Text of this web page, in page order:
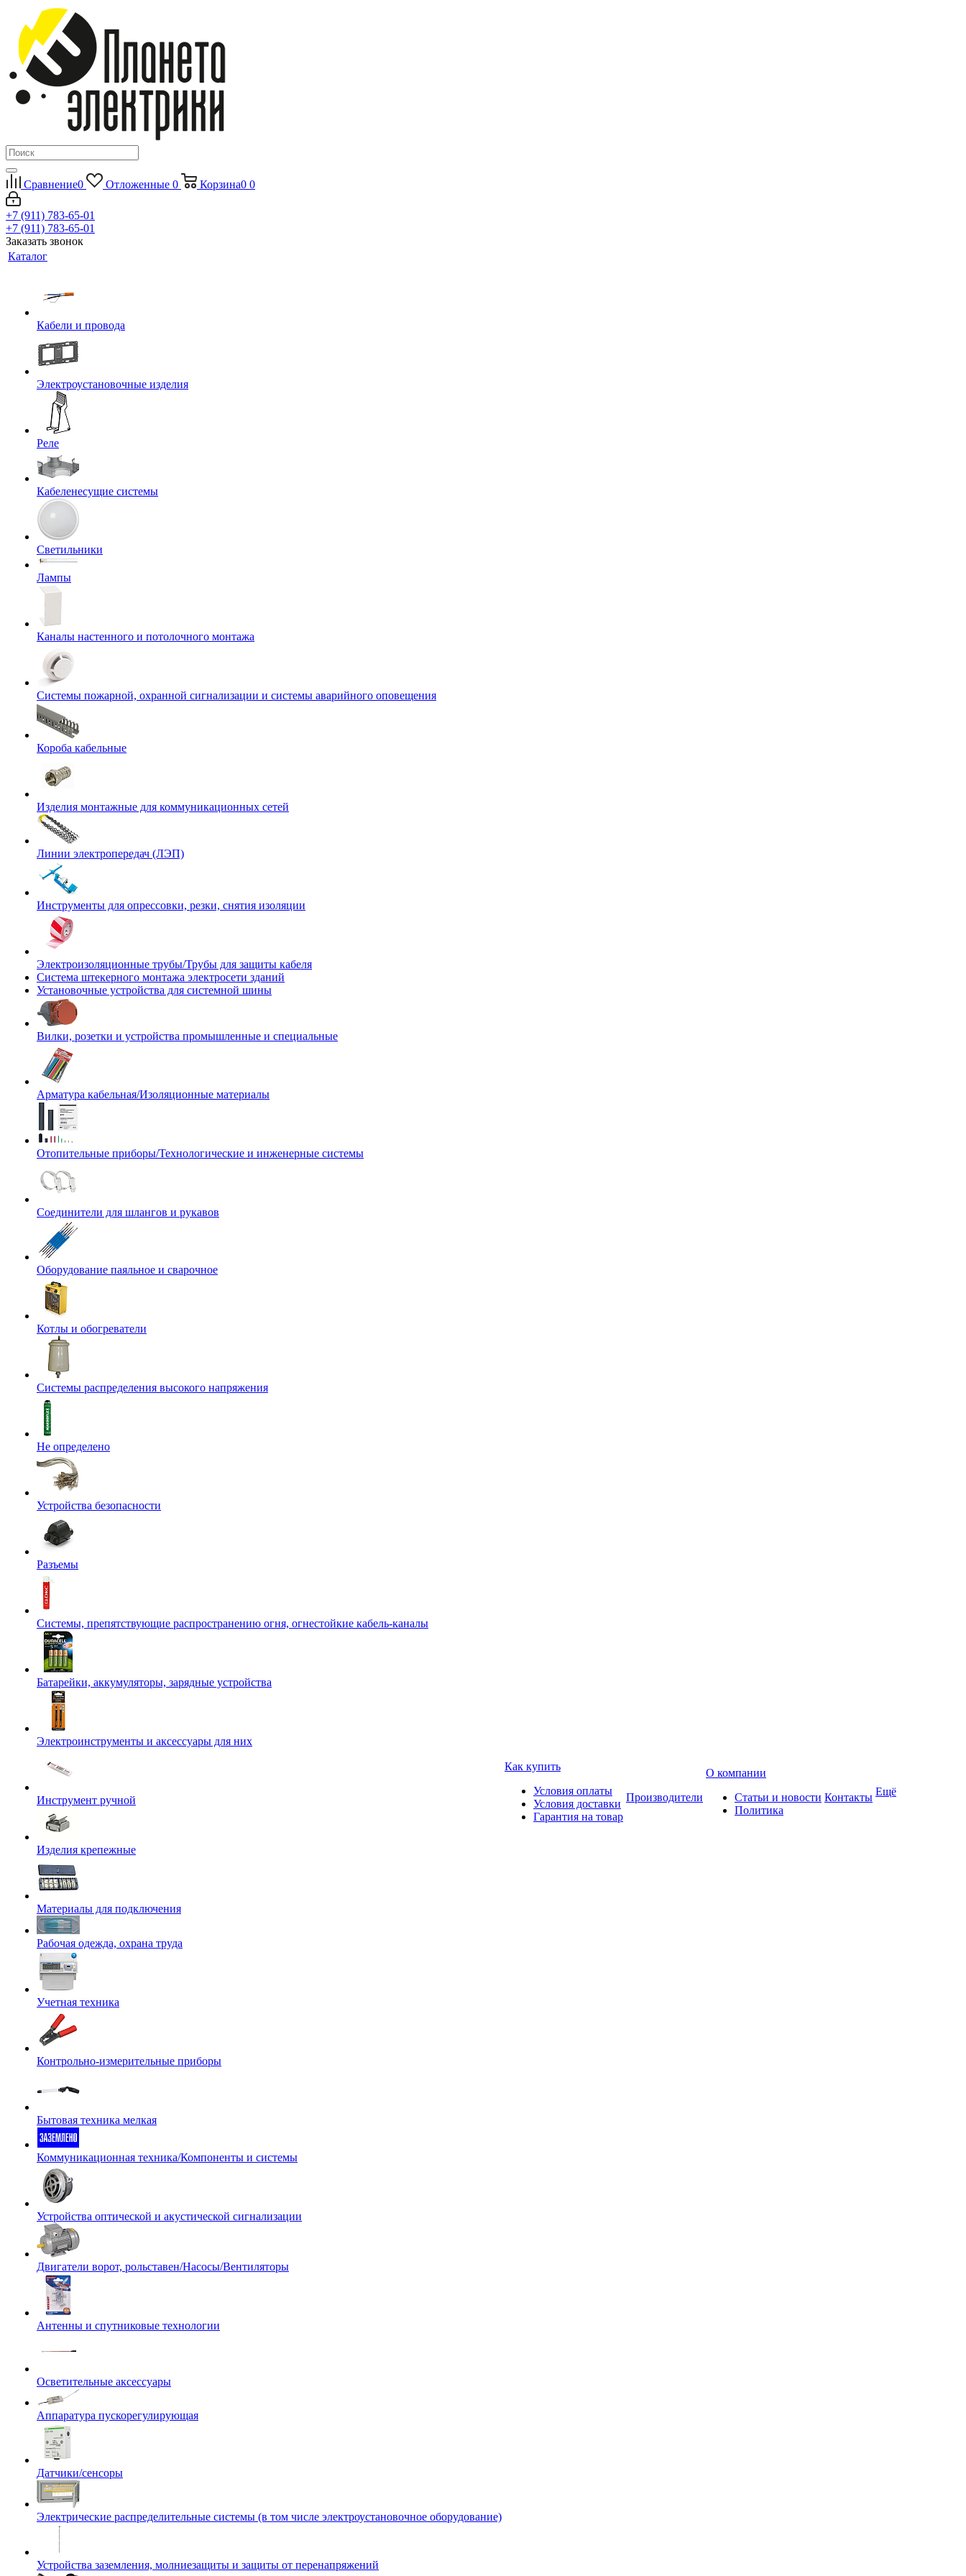
Сравнение0 Отложенные 0 Корзина0 0
+7 (911) 783-65-01
+7 (911) 783-65-01
Заказать звонок
Каталог
Кабели и провода
Электроустановочные изделия
Реле
Кабеленесущие системы
Светильники
Лампы
Каналы настенного и потолочного монтажа
Системы пожарной, охранной сигнализации и системы аварийного оповещения
Короба кабельные
Изделия монтажные для коммуникационных сетей
Линии электропередач (ЛЭП)
Инструменты для опрессовки, резки, снятия изоляции
Электроизоляционные трубы/Трубы для защиты кабеля
Система штекерного монтажа электросети зданий
Установочные устройства для системной шины
Вилки, розетки и устройства промышленные и специальные
Арматура кабельная/Изоляционные материалы
Отопительные приборы/Технологические и инженерные системы
Соединители для шлангов и рукавов
Оборудование паяльное и сварочное
Котлы и обогреватели
Системы распределения высокого напряжения
Не определено
Устройства безопасности
Разъемы
Системы, препятствующие распространению огня, огнестойкие кабель-каналы
Батарейки, аккумуляторы, зарядные устройства
Электроинструменты и аксессуары для них
Инструмент ручной
Изделия крепежные
Материалы для подключения
Рабочая одежда, охрана труда
Учетная техника
Контрольно-измерительные приборы
Бытовая техника мелкая
Коммуникационная техника/Компоненты и системы
Устройства оптической и акустической сигнализации
Двигатели ворот, рольставен/Насосы/Вентиляторы
Антенны и спутниковые технологии
Осветительные аксессуары
Аппаратура пускорегулирующая
Датчики/сенсоры
Электрические распределительные системы (в том числе электроустановочное оборудование)
Устройства заземления, молниезащиты и защиты от перенапряжений
Как купить
Условия оплаты
Условия доставки
Гарантия на товар
Производители
О компании
Статьи и новости
Политика
Контакты Ещё